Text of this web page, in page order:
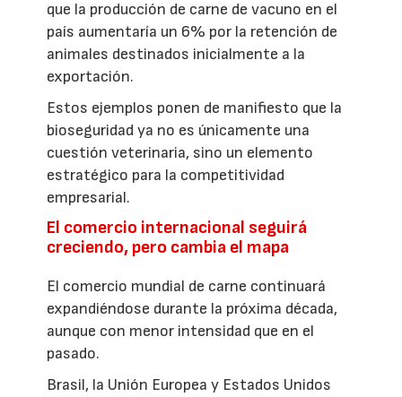
que la producción de carne de vacuno en el
país aumentaría un 6% por la retención de
animales destinados inicialmente a la
exportación.
Estos ejemplos ponen de manifiesto que la
bioseguridad ya no es únicamente una
cuestión veterinaria, sino un elemento
estratégico para la competitividad
empresarial.
El comercio internacional seguirá
creciendo, pero cambia el mapa
El comercio mundial de carne continuará
expandiéndose durante la próxima década,
aunque con menor intensidad que en el
pasado.
Brasil, la Unión Europea y Estados Unidos